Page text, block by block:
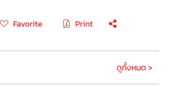
Favorite Print
ดูทั้งหมด >